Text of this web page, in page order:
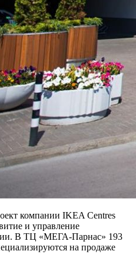
компании IKEA Centres
и управление
В ТЦ «МЕГА-Парнас» 193
на продаже